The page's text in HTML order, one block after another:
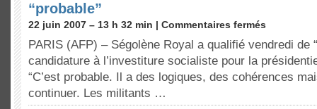
“probable”
22 juin 2007 – 13 h 32 min | Commentaires fermés
PARIS (AFP) – Ségolène Royal a qualifié vendredi de
candidature à l’investiture socialiste pour la
“C’est probable. Il a des logiques, des cohérences
continuer. Les militants …